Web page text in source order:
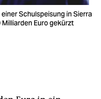
Schulspeisung in Sierra
Milliarden Euro gekürzt